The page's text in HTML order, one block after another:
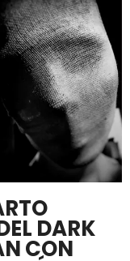
DARK
CON